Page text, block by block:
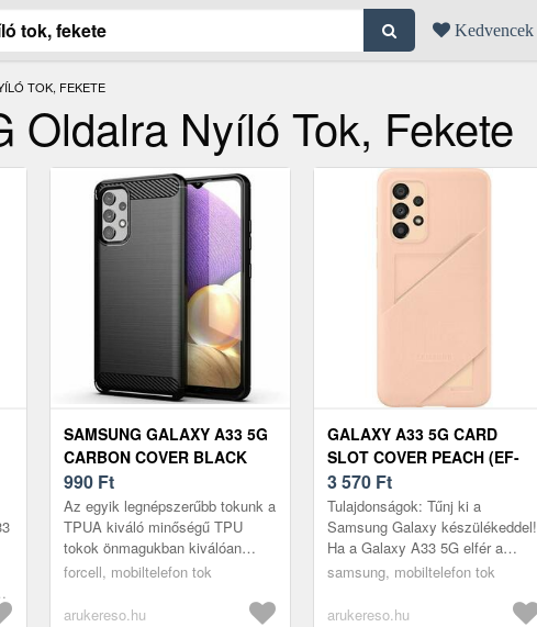
Kedvencek
TOK, FEKETE
Oldalra Nyíló Tok, Fekete
SAMSUNG GALAXY A33 5G
CARBON COVER BLACK
990 Ft
Az egyik legnépszerűbb tokunk a
TPUA kiváló minőségű TPU
tokok önmagukban kiválóan
csavarhatóak, tekerhetőek, akár
te...
forcell, mobiltelefon tok
arukereso.hu
GALAXY A33 5G CARD
SLOT COVER PEACH (EF-
OA336TPEGWW)
3 570 Ft
Tulajdonságok: Tűnj ki a
Samsung Galaxy készülékeddel!
Ha a Galaxy A33 5G elfér a
zsebedben, akkor megvan
szükséged va...
samsung, mobiltelefon tok
arukereso.hu